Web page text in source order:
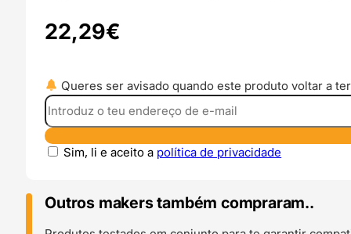
22,29€
Queres ser avisado quando este produto voltar a
Sim, li e aceito a política de privacidade
Outros makers também compraram..